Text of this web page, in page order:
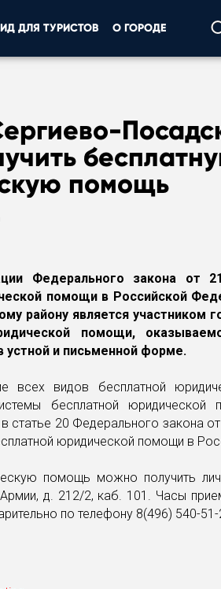
ДЛЯ ТУРИСТОВ О ГОРОДЕ
помощь
Федерального закона от
помощи в Российской
району является участником
помощи,
устной и письменной форме.
всех видов бесплатной
бесплатной
статье 20 Федерального закона
юридической помощи в
помощь можно получить
д. 212/2, каб. 101. Часы
по телефону 8(496) 540-51-